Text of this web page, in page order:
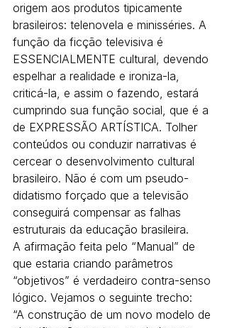
origem aos produtos tipicamente
brasileiros: telenovela e minisséries. A
função da ficção televisiva é
ESSENCIALMENTE cultural, devendo
espelhar a realidade e ironiza-la,
criticá-la, e assim o fazendo, estará
cumprindo sua função social, que é a
de EXPRESSÃO ARTÍSTICA. Tolher
conteúdos ou conduzir narrativas é
cercear o desenvolvimento cultural
brasileiro. Não é com um pseudo-
didatismo forçado que a televisão
conseguirá compensar as falhas
estruturais da educação brasileira.
A afirmação feita pelo “Manual” de
que estaria criando parâmetros
“objetivos” é verdadeiro contra-senso
lógico. Vejamos o seguinte trecho:
“A construção de um novo modelo de